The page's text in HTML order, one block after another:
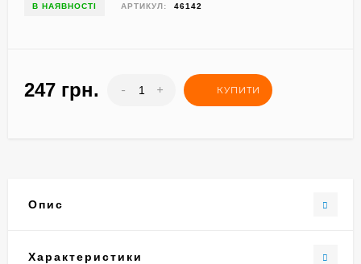
В НАЯВНОСТІ АРТИКУЛ: 46142
247 грн. - + КУПИТИ
Опис
Характеристики